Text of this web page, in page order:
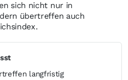
sich nicht nur in
übertreffen auch
langfristig